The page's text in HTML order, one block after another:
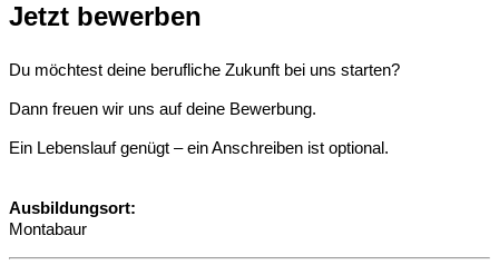
Jetzt bewerben
Du möchtest deine berufliche Zukunft bei uns starten?
Dann freuen wir uns auf deine Bewerbung.
Ein Lebenslauf genügt – ein Anschreiben ist optional.
Ausbildungsort:
Montabaur